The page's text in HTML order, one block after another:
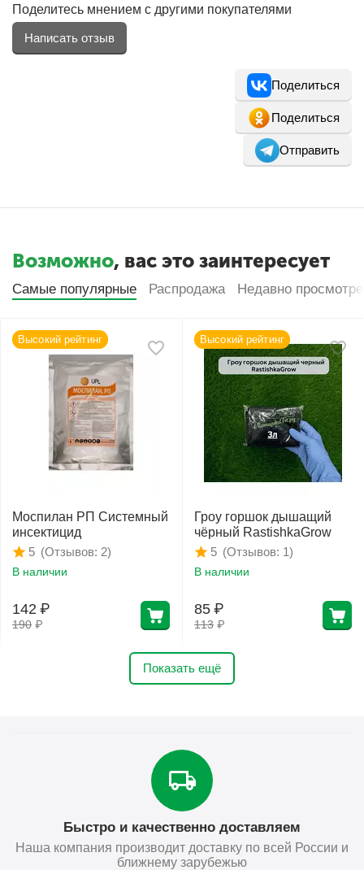
Поделитесь мнением с другими покупателями
Написать отзыв
Поделиться
Поделиться
Отправить
Возможно, вас это заинтересует
Самые популярные Распродажа Недавно
Высокий рейтинг
Моспилан РП Системный
инсектицид
(Отзывов: 2)
5
В наличии
190 ₽
142 ₽
Высокий рейтинг
Гроу горшок дышащий
чёрный RastishkaGrow
(Отзывов: 1)
5
В наличии
113 ₽
85 ₽
Показать ещё
Быстро и качественно доставляем
Наша компания производит доставку по всей России и
ближнему зарубежью